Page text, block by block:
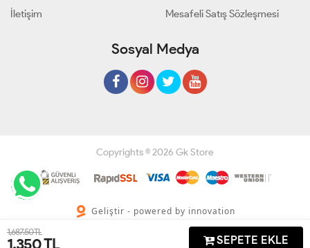
1,687.50 TL
1,350TL SEPETE EKLE
İletişim
Mesafeli Satış Sözleşmesi
Sosyal Medya
Copyrights © 2026 Gk Store
Geliştir - powered by innovation